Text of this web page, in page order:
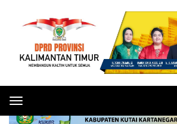
Toggle
navigation